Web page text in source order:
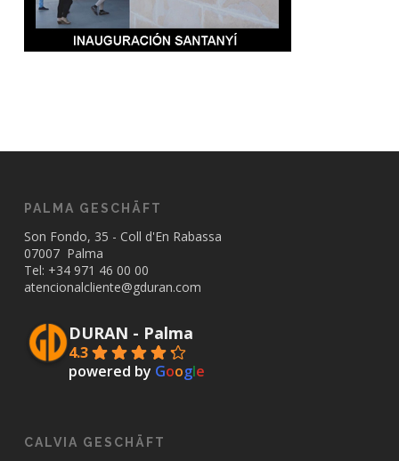
PALMA GESCHÄFT
Son Fondo, 35 - Coll d'En Rabassa
07007 Palma
Tel: +34 971 46 00 00
atencionalcliente@gduran.com
DURAN - Palma
4.3
powered by Google
CALVIA GESCHÄFT